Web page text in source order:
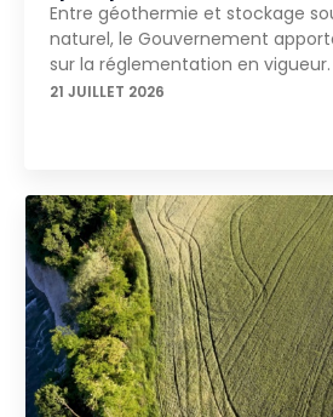
Entre géothermie et stockage
naturel, le Gouvernement
sur la réglementation en
21 JUILLET 2026